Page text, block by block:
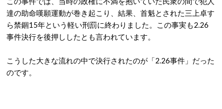
達の助命嘆願運動が巻き起こり、結果、首魁とされた三上卓す
ら禁錮15年という軽い刑罰に終わりました。この事実も2.26
事件決行を後押ししたとも言われています。
こうした大きな流れの中で決行されたのが「2.26事件」だった
のです。